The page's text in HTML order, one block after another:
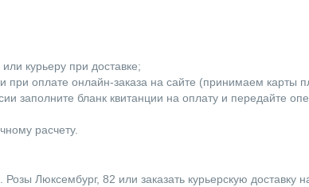
курьеру при доставке;
при оплате онлайн-заказа на сайте (принимаем карты
заполните бланк квитанции на оплату и передайте
расчету.
Люксембург, 82 или заказать курьерскую доставку